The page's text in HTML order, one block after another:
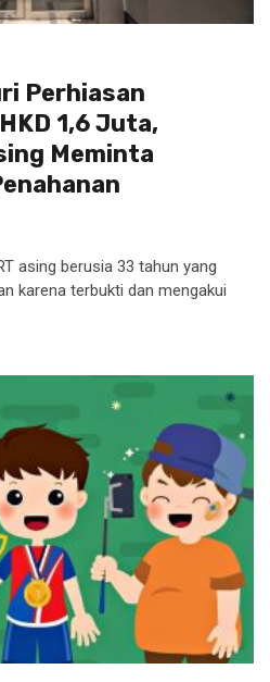
Perhiasan
1,6 Juta,
Meminta
asing berusia 33 tahun yang
karena terbukti dan mengakui